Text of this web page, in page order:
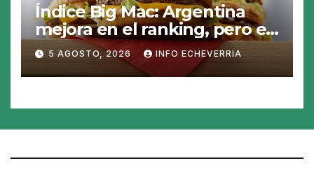
Índice Big Mac: Argentina
mejora en el ranking, pero el
peso sigue sobrevaluado un
19%
5 AGOSTO, 2026 INFO ECHEVERRIA